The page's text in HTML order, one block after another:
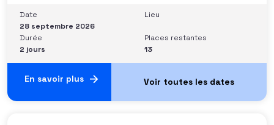
parties prenantes• Construire un argumentaire
personnalisé et piloter le parcours
Date
28 septembre 2026
Lieu
Durée
2 jours
Places restantes
13
En savoir plus